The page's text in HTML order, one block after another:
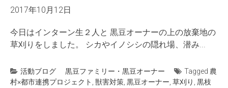
2017年10月12日
今日はインターン生２人と 黒豆オーナーの上の放棄地の
草刈りをしました。 シカやイノシシの隠れ場、潜み...
活動ブログ 黒豆ファミリー・黒豆オーナー Tagged 農
村×都市連携プロジェクト , 獣害対策, 黒豆オーナー, 草刈り , 黒枝